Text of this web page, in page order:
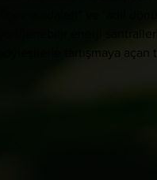
adaleti” ve "adil
yenilenebilir enerji
tartışmaya